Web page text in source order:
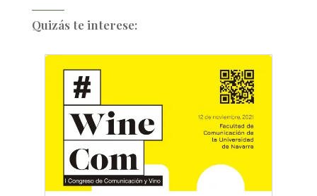
Quizás te interese: